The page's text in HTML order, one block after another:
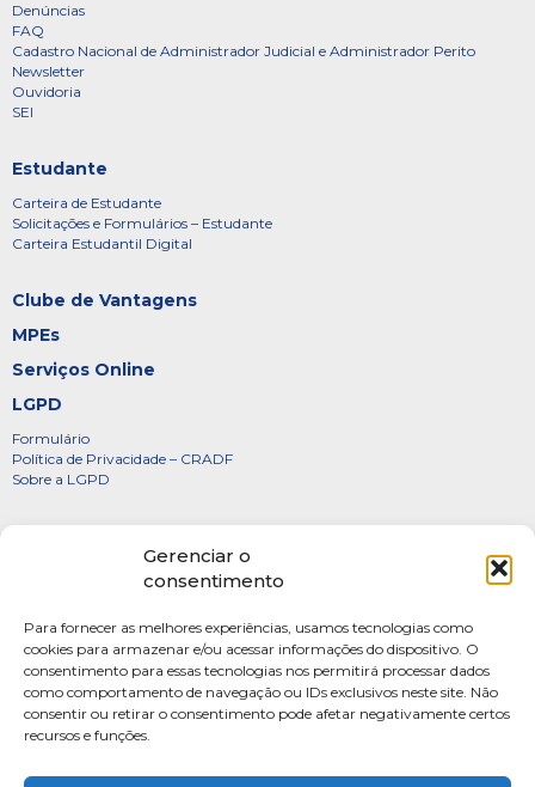
Gerenciar o
consentimento
Para fornecer as melhores experiências, usamos tecnologias como
cookies para armazenar e/ou acessar informações do dispositivo. O
consentimento para essas tecnologias nos permitirá processar dados
como comportamento de navegação ou IDs exclusivos neste site. Não
consentir ou retirar o consentimento pode afetar negativamente certos
recursos e funções.
Denúncias
FAQ
Cadastro Nacional de Administrador Judicial e Administrador Perito
Newsletter
Ouvidoria
SEI
Estudante
Carteira de Estudante
Solicitações e Formulários – Estudante
Carteira Estudantil Digital
Clube de Vantagens
MPEs
Serviços Online
LGPD
Formulário
Política de Privacidade – CRADF
Sobre a LGPD
Diretoria
FOTOS
Webmail
Artigos
Escritores do Sistema